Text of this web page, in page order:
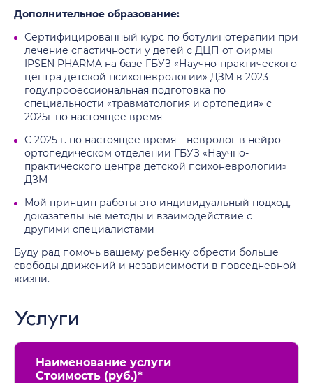
Дополнительное образование:
Сертифицированный курс по ботулинотерапии при
лечение спастичности у детей с ДЦП от фирмы
IPSEN PHARMA на базе ГБУЗ «Научно-практического
центра детской психоневрологии» ДЗМ в 2023
году.профессиональная подготовка по
специальности «травматология и ортопедия» с
2025г по настоящее время
С 2025 г. по настоящее время – невролог в нейро-
ортопедическом отделении ГБУЗ «Научно-
практического центра детской психоневрологии»
ДЗМ
Мой принцип работы это индивидуальный подход,
доказательные методы и взаимодействие с
другими специалистами
Буду рад помочь вашему ребенку обрести больше
свободы движений и независимости в повседневной
жизни.
Услуги
Наименование услуги
Стоимость (руб.)*